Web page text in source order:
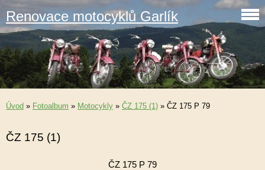
Renovace motocyklů Garlík
Úvod » Fotoalbum » Motocykly » ČZ 175 (1) » ČZ 175 P 79
ČZ 175 (1)
ČZ 175 P 79